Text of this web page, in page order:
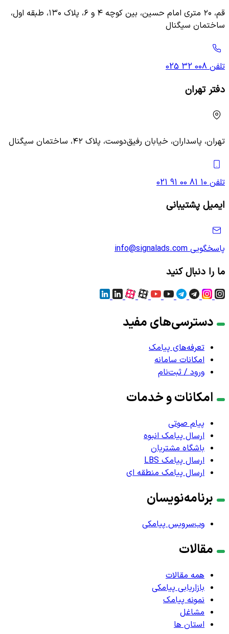
قم، ۲۰ متری امام حسین، بین کوچه ۴ و ۶، پلاک ۱۳۰، طبقه اول،
ساختمان سیگنال
تلفن 025 32 008
دفتر تهران
تهران، پاسداران، خیابان رفیق‌دوست، پلاک ۴۲، ساختمان سیگنال
تلفن 021 91 00 81 10
ایمیل پشتیبانی
پاسخگویی info@signalads.com
ما را دنبال کنید
دسترسی‌های مفید
تعرفه‌های پیامک
امکانات سامانه
ورود / ثبت‌نام
امکانات و خدمات
پیام صوتی
ارسال پیامک انبوه
باشگاه مشتریان
ارسال پیامک LBS
ارسال پیامک منطقه ای
برنامه‌نویسان
وب‌سرویس پیامکی
مقالات
همه مقالات
بازاریابی پیامکی
نمونه پیامک
مشاغل
استان ها